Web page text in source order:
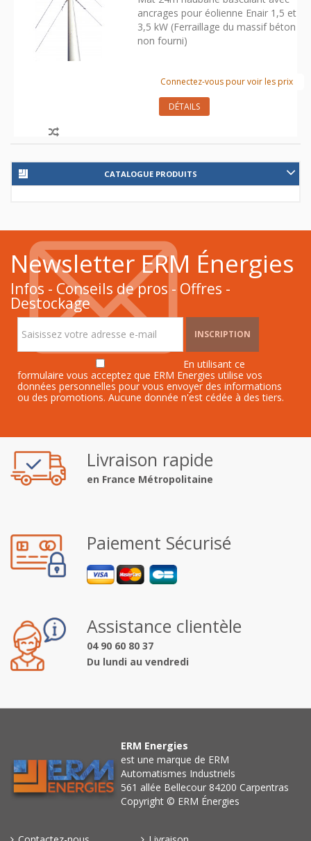
ancrages pour éolienne Enair 1,5 et
3,5 kW (Ferraillage du massif béton
non fourni)
Connectez-vous pour voir les prix
DÉTAILS
CATALOGUE PRODUITS
Newsletter ERM Énergies
Infos - Conseils de pros - Offres -
Destockage
INSCRIPTION
En utilisant ce
formulaire vous acceptez que ERM Energies utilise vos
données personnelles pour vous envoyer des informations
ou des promotions. Aucune donnée n'est cédée à des tiers.
Livraison rapide
en France Métropolitaine
Paiement Sécurisé
Assistance clientèle
04 90 60 80 37
Du lundi au vendredi
ERM Energies
est une marque de ERM
Automatismes Industriels
561 allée Bellecour 84200 Carpentras
Copyright © ERM Énergies